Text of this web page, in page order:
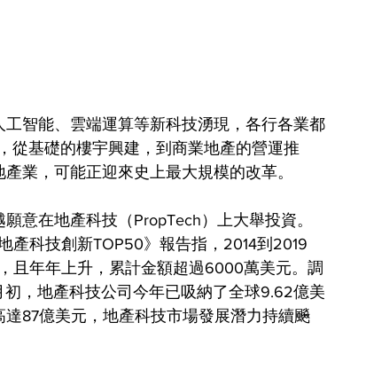
智能、雲端運算等新科技湧現，各行各業都
從基礎的樓宇興建，到商業地產的營運推
業，可能正迎來史上最大規模的改革。
意在地產科技（PropTech）上大舉投資。
產科技創新TOP50》報告指，2014到2019
且年年上升，累計金額超過6000萬美元。調
，地產科技公司今年已吸納了全球9.62億美
87億美元，地產科技市場發展潛力持續飈